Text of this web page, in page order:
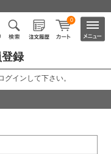
0
録
インして下さい。